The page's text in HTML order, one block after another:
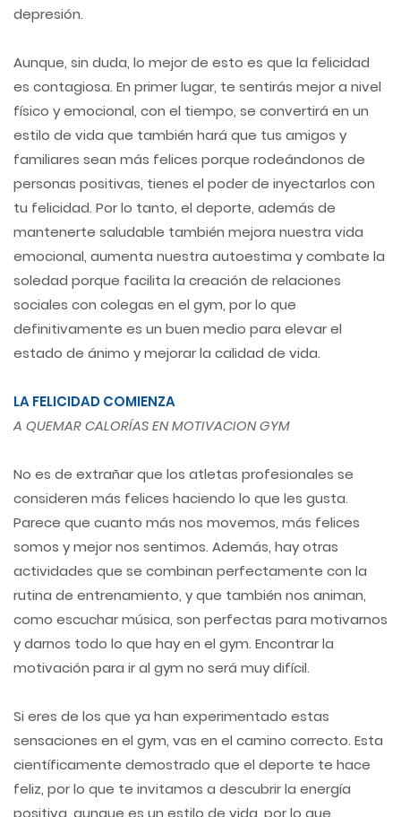
depresión.
Aunque, sin duda, lo mejor de esto es que la felicidad
es contagiosa. En primer lugar, te sentirás mejor a nivel
físico y emocional, con el tiempo, se convertirá en un
estilo de vida que también hará que tus amigos y
familiares sean más felices porque rodeándonos de
personas positivas, tienes el poder de inyectarlos con
tu felicidad. Por lo tanto, el deporte, además de
mantenerte saludable también mejora nuestra vida
emocional, aumenta nuestra autoestima y combate la
soledad porque facilita la creación de relaciones
sociales con colegas en el gym, por lo que
definitivamente es un buen medio para elevar el
estado de ánimo y mejorar la calidad de vida.
LA FELICIDAD COMIENZA
A QUEMAR CALORÍAS EN MOTIVACION GYM
No es de extrañar que los atletas profesionales se
consideren más felices haciendo lo que les gusta.
Parece que cuanto más nos movemos, más felices
somos y mejor nos sentimos. Además, hay otras
actividades que se combinan perfectamente con la
rutina de entrenamiento, y que también nos animan,
como escuchar música, son perfectas para motivarnos
y darnos todo lo que hay en el gym. Encontrar la
motivación para ir al gym no será muy difícil.
Si eres de los que ya han experimentado estas
sensaciones en el gym, vas en el camino correcto. Esta
científicamente demostrado que el deporte te hace
feliz, por lo que te invitamos a descubrir la energía
positiva, aunque es un estilo de vida, por lo que